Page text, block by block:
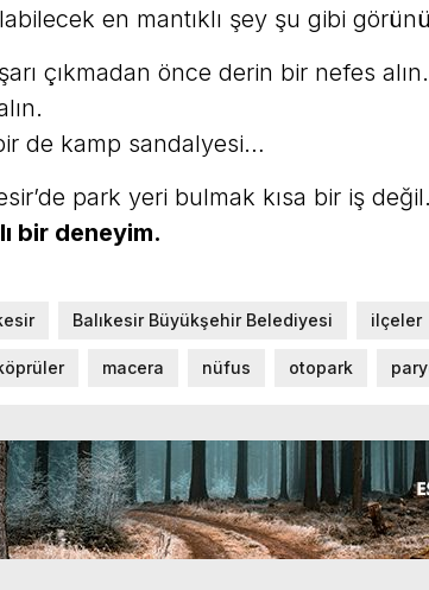
en mantıklı şey şu gibi
çıkmadan önce derin bir nefes alın.
de kamp sandalyesi…
park yeri bulmak kısa bir iş değil.
bir deneyim.
Balıkesir Büyükşehir Belediyesi ilçeler
macera nüfus otopark